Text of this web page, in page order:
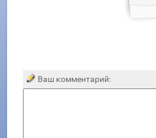
Ваш комментарий: